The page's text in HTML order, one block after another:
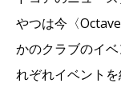
やつは今〈
かのクラブのイ
れぞれイベントを